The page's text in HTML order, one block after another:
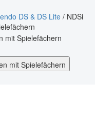
DS & DS Lite/ NDSi